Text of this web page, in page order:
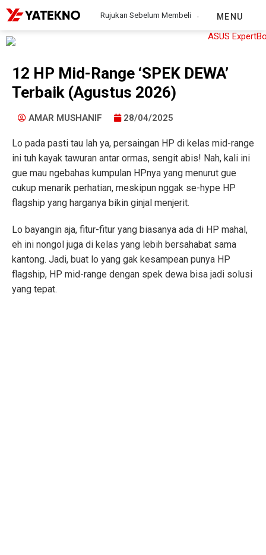
Rujukan Sebelum Membeli MENU
12 HP Mid-Range ‘SPEK DEWA’
Terbaik (Agustus 2026)
AMAR MUSHANIF 28/04/2025
Lo pada pasti tau lah ya, persaingan HP di kelas mid-range
ini tuh kayak tawuran antar ormas, sengit abis! Nah, kali ini
gue mau ngebahas kumpulan HPnya yang menurut gue
cukup menarik perhatian, meskipun nggak se-hype HP
flagship yang harganya bikin ginjal menjerit.
Lo bayangin aja, fitur-fitur yang biasanya ada di HP mahal,
eh ini nongol juga di kelas yang lebih bersahabat sama
kantong. Jadi, buat lo yang gak kesampean punya HP
flagship, HP mid-range dengan spek dewa bisa jadi solusi
yang tepat.